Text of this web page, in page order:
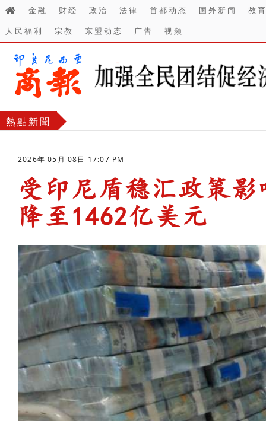
金融 财经 政治 法律 首都动态 国外新闻
教
人民福利
宗教 东盟动态 广告 视频
熱點新聞
2026年 05月 08日 17:07 PM
受印尼盾稳汇政策
降至1462亿美元